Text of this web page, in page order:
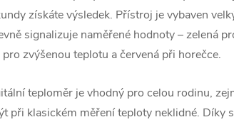
získáte výsledek. Přístroj je vybaven
signalizuje naměřené hodnoty – zelená
zvýšenou teplotu a červená při horečce.
teploměr je vhodný pro celou rodinu,
při klasickém měření teploty neklidné. Díky